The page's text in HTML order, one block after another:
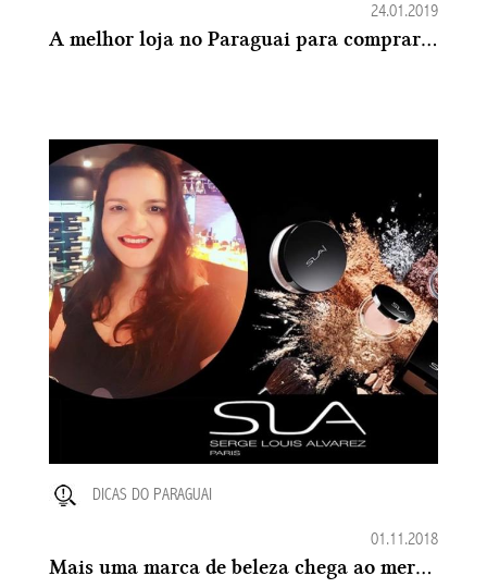
24.01.2019
A melhor loja no Paraguai para comprar Organizadores de Acrílico
DICAS DO PARAGUAI
01.11.2018
Mais uma marca de beleza chega ao mercado no Paraguai: A SLA Paris